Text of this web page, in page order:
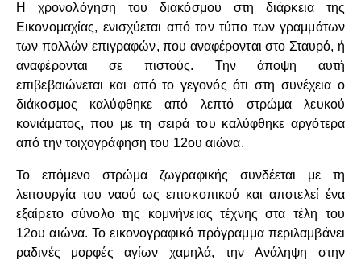
Η χρονολόγηση του διακόσμου στη διάρκεια της
Εικονομαχίας, ενισχύεται από τον τύπο των γραμμάτων
των πολλών επιγραφών, που αναφέρονται στο Σταυρό, ή
αναφέρονται σε πιστούς. Την άποψη αυτή
επιβεβαιώνεται και από το γεγονός ότι στη συνέχεια ο
διάκοσμος καλύφθηκε από λεπτό στρώμα λευκού
κονιάματος, που με τη σειρά του καλύφθηκε αργότερα
από την τοιχογράφηση του 12ου αιώνα.
Το επόμενο στρώμα ζωγραφικής συνδέεται με τη
λειτουργία του ναού ως επισκοπικού και αποτελεί ένα
εξαίρετο σύνολο της κομνήνειας τέχνης στα τέλη του
12ου αιώνα. Το εικονογραφικό πρόγραμμα περιλαμβάνει
ραδινές μορφές αγίων χαμηλά, την Ανάληψη στην